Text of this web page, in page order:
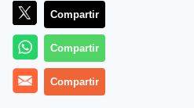
Compartir
Compartir
Compartir